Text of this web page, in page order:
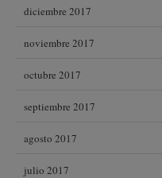
diciembre 2017
noviembre 2017
octubre 2017
septiembre 2017
agosto 2017
julio 2017